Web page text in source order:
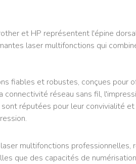
et HP représentent l'épine
laser multifonctions qui
fiables et robustes, conçues
réseau sans fil,
réputées pour leur convivialité
multifonctions
que des capacités de